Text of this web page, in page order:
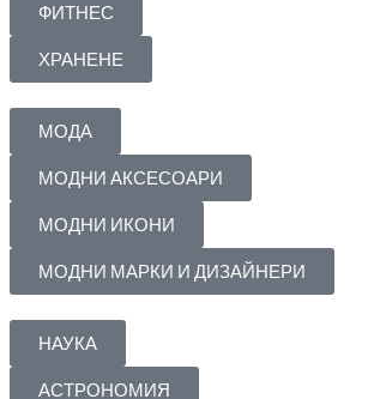
ФИТНЕС
ХРАНЕНЕ
МОДА
МОДНИ АКСЕСОАРИ
МОДНИ ИКОНИ
МОДНИ МАРКИ И ДИЗАЙНЕРИ
НАУКА
АСТРОНОМИЯ